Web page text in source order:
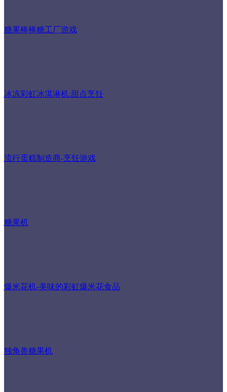
糖果棒棒糖工厂游戏
冰冻彩虹冰淇淋机:甜点烹饪
流行蛋糕制造商-烹饪游戏
糖果机
爆米花机-美味的彩虹爆米花食品
独角兽糖果机